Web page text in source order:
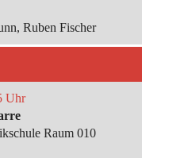
Ruben Fischer
Uhr
Raum 010